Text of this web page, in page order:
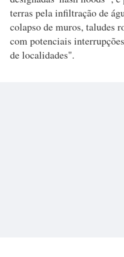
terras pela infiltração de
colapso de muros, taludes
com potenciais
de localidades".